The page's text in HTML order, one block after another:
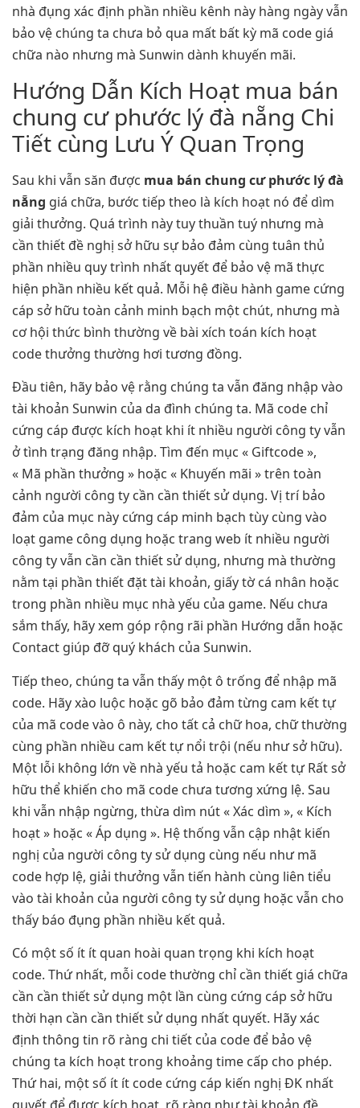
nhà đụng xác định phần nhiều kênh này hàng ngày vẫn
bảo vệ chúng ta chưa bỏ qua mất bất kỳ mã code giá
chữa nào nhưng mà Sunwin dành khuyến mãi.
Hướng Dẫn Kích Hoạt mua bán
chung cư phước lý đà nẵng Chi
Tiết cùng Lưu Ý Quan Trọng
Sau khi vẫn săn được mua bán chung cư phước lý đà
nẵng giá chữa, bước tiếp theo là kích hoạt nó để dìm
giải thưởng. Quá trình này tuy thuần tuý nhưng mà
cần thiết đề nghị sở hữu sự bảo đảm cùng tuân thủ
phần nhiều quy trình nhất quyết để bảo vệ mã thực
hiện phần nhiều kết quả. Mỗi hệ điều hành game cứng
cáp sở hữu toàn cảnh minh bạch một chút, nhưng mà
cơ hội thức bình thường về bài xích toán kích hoạt
code thưởng thường hơi tương đồng.
Đầu tiên, hãy bảo vệ rằng chúng ta vẫn đăng nhập vào
tài khoản Sunwin của da đình chúng ta. Mã code chỉ
cứng cáp được kích hoạt khi ít nhiều người công ty vẫn
ở tình trạng đăng nhập. Tìm đến mục « Giftcode »,
« Mã phần thưởng » hoặc « Khuyến mãi » trên toàn
cảnh người công ty cần cần thiết sử dụng. Vị trí bảo
đảm của mục này cứng cáp minh bạch tùy cùng vào
loạt game công dụng hoặc trang web ít nhiều người
công ty vẫn cần cần thiết sử dụng, nhưng mà thường
nằm tại phần thiết đặt tài khoản, giấy tờ cá nhân hoặc
trong phần nhiều mục nhà yếu của game. Nếu chưa
sắm thấy, hãy xem góp rộng rãi phần Hướng dẫn hoặc
Contact giúp đỡ quý khách của Sunwin.
Tiếp theo, chúng ta vẫn thấy một ô trống để nhập mã
code. Hãy xào luộc hoặc gõ bảo đảm từng cam kết tự
của mã code vào ô này, cho tất cả chữ hoa, chữ thường
cùng phần nhiều cam kết tự nổi trội (nếu như sở hữu).
Một lỗi không lớn về nhà yếu tả hoặc cam kết tự Rất sở
hữu thể khiến cho mã code chưa tương xứng lệ. Sau
khi vẫn nhập ngừng, thừa dìm nút « Xác dìm », « Kích
hoạt » hoặc « Áp dụng ». Hệ thống vẫn cập nhật kiến
nghị của người công ty sử dụng cùng nếu như mã
code hợp lệ, giải thưởng vẫn tiến hành cùng liên tiểu
vào tài khoản của người công ty sử dụng hoặc vẫn cho
thấy báo đụng phần nhiều kết quả.
Có một số ít ít quan hoài quan trọng khi kích hoạt
code. Thứ nhất, mỗi code thường chỉ cần thiết giá chữa
cần cần thiết sử dụng một lần cùng cứng cáp sở hữu
thời hạn cần cần thiết sử dụng nhất quyết. Hãy xác
định thông tin rõ ràng chi tiết của code để bảo vệ
chúng ta kích hoạt trong khoảng time cấp cho phép.
Thứ hai, một số ít ít code cứng cáp kiến nghị ĐK nhất